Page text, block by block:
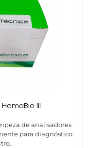
III
de analisadores
para diagnóstico